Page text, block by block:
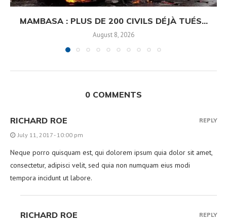
MAMBASA : PLUS DE 200 CIVILS DÉJÀ TUÉS...
August 8, 2026
0 COMMENTS
RICHARD ROE
July 11, 2017 - 10:00 pm
Neque porro quisquam est, qui dolorem ipsum quia dolor sit amet,
consectetur, adipisci velit, sed quia non numquam eius modi
tempora incidunt ut labore.
REPLY
RICHARD ROE REPLY